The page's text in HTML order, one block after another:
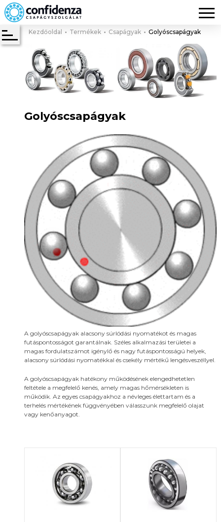
Kezdőoldal Termékek Csapágyak Golyóscsapágyak
Golyóscsapágyak
A golyóscsapágyak alacsony súrlódási nyomatékot és magas
futáspontosságot garantálnak. Széles alkalmazási területei a
magas fordulatszámot igénylő és nagy futáspontosságú helyek,
alacsony súrlódási nyomatékkal és csekély mértékű lengésveszéllyel.
A golyóscsapágyak hatékony működésének elengedhetetlen
feltétele a megfelelő kenés, amely magas hőmérsékleten is
működik. Az egyes csapágyakhoz a névleges élettartam és a
terhelés mértékének függvényében válasszunk megfelelő olajat
vagy kenőanyagot.